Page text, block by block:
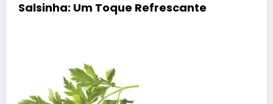
Salsinha: Um Toque Refrescante